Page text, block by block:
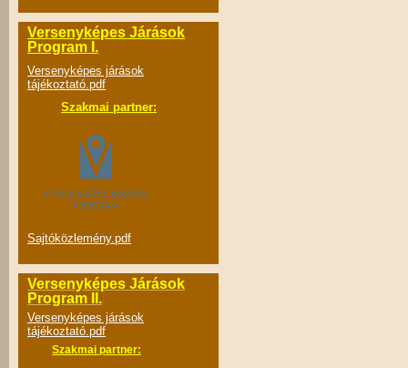
Versenyképes Járások
Program I.
Versenyképes járások
tájékoztató.pdf
Szakmai partner:
Sajtóközlemény.pdf
Versenyképes Járások
Program II.
Versenyképes járások
tájékoztató.pdf
Szakmai partner: